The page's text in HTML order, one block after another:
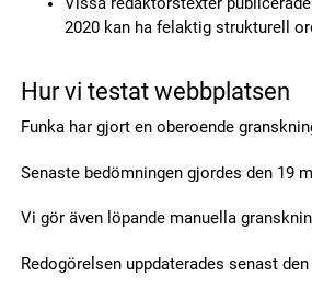
Vissa redaktörstexter
2020 kan ha felaktig strukturell
Hur vi testat webbplatsen
Funka har gjort en oberoende
Senaste bedömningen gjordes den 19
Vi gör även löpande manuella
Redogörelsen uppdaterades senast